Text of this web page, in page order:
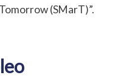
(SMarT)”.